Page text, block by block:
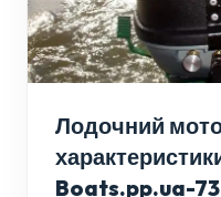
Лодочний
Boats.pp.ua-73